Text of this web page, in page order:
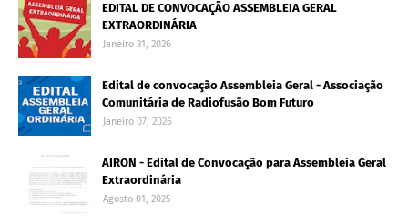
EDITAL DE CONVOCAÇÃO ASSEMBLEIA GERAL
EXTRAORDINÁRIA
Janeiro 31, 2026
Edital de convocação Assembleia Geral - Associação
Comunitária de Radiofusão Bom Futuro
Janeiro 07, 2026
AIRON - Edital de Convocação para Assembleia Geral
Extraordinária
Agosto 01, 2025